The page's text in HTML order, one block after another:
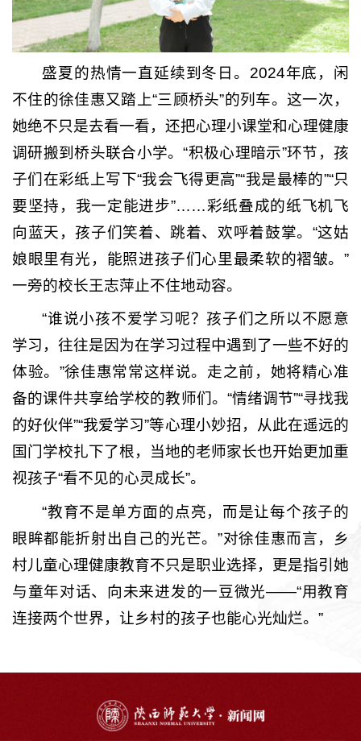
盛夏的热情一直延续到冬日。2024年底，闲
不住的徐佳惠又踏上“三顾桥头”的列车。这一次，
她绝不只是去看一看，还把心理小课堂和心理健康
调研搬到桥头联合小学。“积极心理暗示”环节，孩
子们在彩纸上写下“我会飞得更高”“我是最棒的”“只
要坚持，我一定能进步”……彩纸叠成的纸飞机飞
向蓝天，孩子们笑着、跳着、欢呼着鼓掌。“这姑
娘眼里有光，能照进孩子们心里最柔软的褶皱。”
一旁的校长王志萍止不住地动容。
“谁说小孩不爱学习呢？孩子们之所以不愿意
学习，往往是因为在学习过程中遇到了一些不好的
体验。”徐佳惠常常这样说。走之前，她将精心准
备的课件共享给学校的教师们。“情绪调节”“寻找我
的好伙伴”“我爱学习”等心理小妙招，从此在遥远的
国门学校扎下了根，当地的老师家长也开始更加重
视孩子“看不见的心灵成长”。
“教育不是单方面的点亮，而是让每个孩子的
眼眸都能折射出自己的光芒。”对徐佳惠而言，乡
村儿童心理健康教育不只是职业选择，更是指引她
与童年对话、向未来进发的一豆微光——“用教育
连接两个世界，让乡村的孩子也能心光灿烂。”